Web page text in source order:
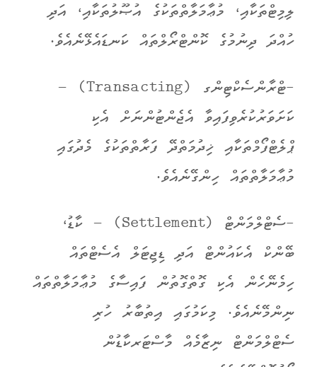
ލިމިޓްތަކާއި، މުޢާމަލާތްތަކުގެ އުޞޫލުތަކާއި، އަދި
ހުއްދަ ދިނުމުގެ ކޮންޓްރޯލްތައް ކަނޑައެޅޭނެއެވެ.
-ޓްރާންސެކްޓިންގ (Transacting) –
ކަށަވަރުކުރެވިފައިވާ އެޖެންޓުންނަށް އެކި
ޕްލެޓްފޯމްތަކާއި ޚިދުމަތްދޭ ފަރާތްތަކުގެ މެދުގައި
މުޢާމަލާތްތައް ހިންގޭނެއެވެ.
-ސެޓްލްމަންޓް (Settlement) – ކާޑު،
ބޭންކް އެކައުންޓް އަދި ޑިޖިޓަލް އެސެޓްތައް
ހިމެނޭހެން އެކި ގޮތްގޮތުން ފައިސާގެ މުޢާމަލާތްތައް
ނިންމޭނެއެވެ. މިކަމުގައި އިތުބާރު ހުރި
ސެޓްލްމަންޓް ނިޒާމެއް މާސްޓަރކާޑުން